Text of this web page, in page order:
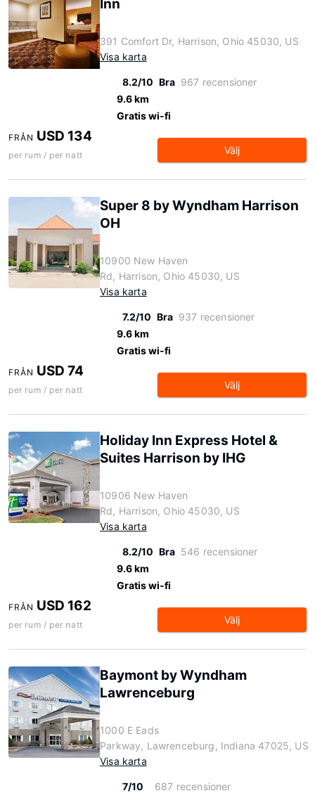
Inn
391 Comfort Dr, Harrison, Ohio 45030, US
Visa karta
8.2/10 Bra 967 recensioner
9.6 km
Gratis wi-fi
FRÅN USD 134
per rum / per natt Välj
Super 8 by Wyndham Harrison
OH
10900 New Haven
Rd, Harrison, Ohio 45030, US
Visa karta
7.2/10 Bra 937 recensioner
9.6 km
Gratis wi-fi
FRÅN USD 74
per rum / per natt Välj
Holiday Inn Express Hotel &
Suites Harrison by IHG
10906 New Haven
Rd, Harrison, Ohio 45030, US
Visa karta
8.2/10 Bra 546 recensioner
9.6 km
Gratis wi-fi
FRÅN USD 162
per rum / per natt Välj
Baymont by Wyndham
Lawrenceburg
1000 E Eads
Parkway, Lawrenceburg, Indiana 47025, US
Visa karta
7/10
687 recensioner